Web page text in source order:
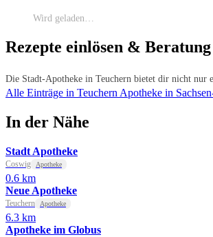
Wird geladen…
Rezepte einlösen &
Die Stadt-Apotheke in Teuchern bietet dir nicht nur
Alle Einträge in Teuchern Apotheke in
In der Nähe
Stadt Apotheke
Coswig Apotheke
0.6 km
Neue Apotheke
Teuchern Apotheke
6.3 km
Apotheke im Globus